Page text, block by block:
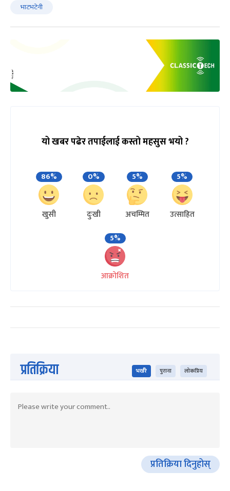
भाटभटेनी
यो खबर पढेर तपाईलाई कस्तो महसुस भयो ?
86%
खुसी
0%
दुःखी
5%
अचम्मित
5%
उत्साहित
5%
आक्रोशित
प्रतिक्रिया भर्खरै पुराना लोकप्रिय
प्रतिक्रिया दिनुहोस्